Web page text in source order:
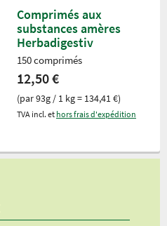
Comprimés aux
substances amères
Herbadigestiv
150 comprimés
12,50 €
(par 93g / 1 kg = 134,41 €)
TVA incl. et hors frais d'expédition